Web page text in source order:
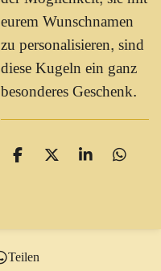
eurem Wunschnamen
zu personalisieren, sind
diese Kugeln ein ganz
besonderes Geschenk.
T
n
T
n
T
n
T
n
Teilen